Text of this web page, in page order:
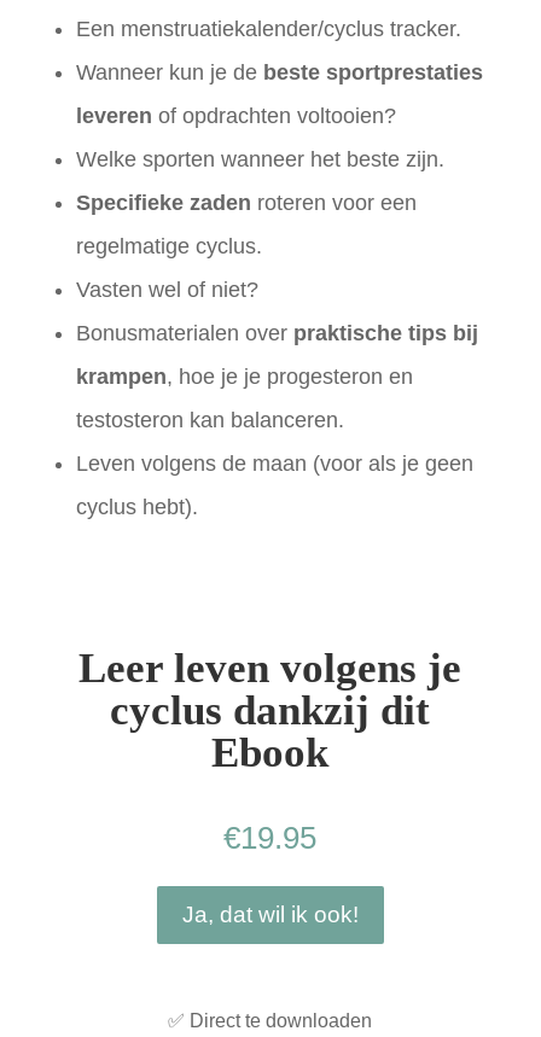
Een menstruatiekalender/cyclus tracker.
Wanneer kun je de beste sportprestaties
leveren of opdrachten voltooien?
Welke sporten wanneer het beste zijn.
Specifieke zaden roteren voor een
regelmatige cyclus.
Vasten wel of niet?
Bonusmaterialen over praktische tips bij
krampen, hoe je je progesteron en
testosteron kan balanceren.
Leven volgens de maan (voor als je geen
cyclus hebt).
Leer leven volgens je
cyclus dankzij dit
Ebook
€19.95
Ja, dat wil ik ook!
✅ Direct te downloaden